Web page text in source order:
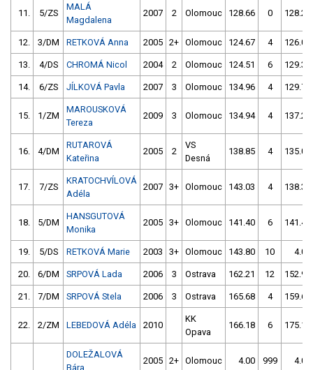
11. 5/ZS
MALÁ
Magdalena
2007 2 Olomouc 128.66 0 128.28
12. 3/DM RETKOVÁ Anna 2005 2+ Olomouc 124.67 4 126.07
13. 4/DS CHROMÁ Nicol 2004 2 Olomouc 124.51 6 129.37
14. 6/ZS JÍLKOVÁ Pavla 2007 3 Olomouc 134.96 4 129.71
15. 1/ZM
MAROUSKOVÁ
Tereza
2009 3 Olomouc 134.94 4 137.25
16. 4/DM
RUTAROVÁ
Kateřina
2005 2
VS
Desná
138.85 4 135.05
17. 7/ZS
KRATOCHVÍLOVÁ
Adéla
2007 3+ Olomouc 143.03 4 138.35
18. 5/DM
HANSGUTOVÁ
Monika
2005 3+ Olomouc 141.40 6 141.42
19. 5/DS RETKOVÁ Marie 2003 3+ Olomouc 143.80 10 4.00
20. 6/DM SRPOVÁ Lada 2006 3 Ostrava 162.21 12 152.90
21. 7/DM SRPOVÁ Stela 2006 3 Ostrava 165.68 4 159.63
22. 2/ZM LEBEDOVÁ Adéla 2010
KK
Opava
166.18 6 175.12
DOLEŽALOVÁ
Bára
2005 2+ Olomouc 4.00 999 4.00